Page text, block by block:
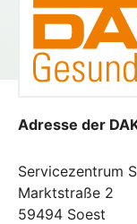
Adresse der
Servicezentrum
Marktstraße 2
59494 Soest